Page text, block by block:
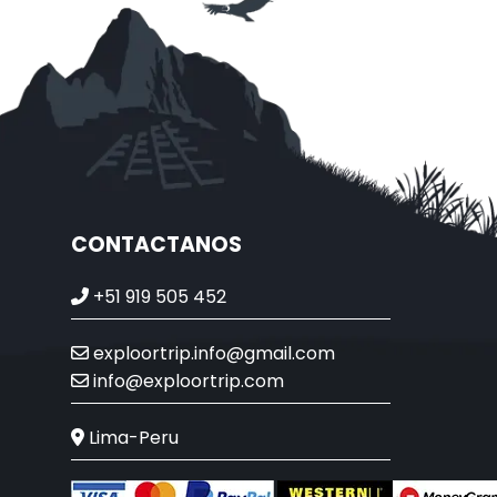
CONTACTANOS
+51 919 505 452
exploortrip.info@gmail.com
info@exploortrip.com
Lima-Peru